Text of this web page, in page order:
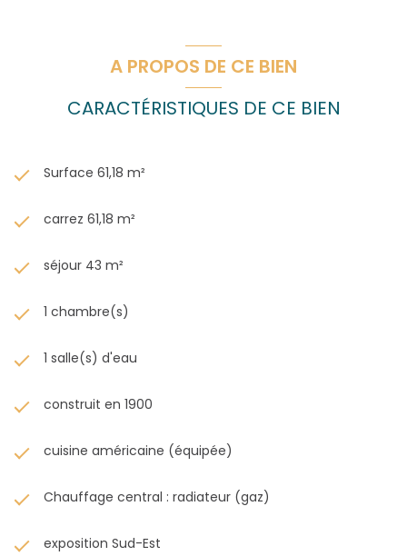
A PROPOS DE CE BIEN
CARACTÉRISTIQUES DE CE BIEN
Surface 61,18 m²
carrez 61,18 m²
séjour 43 m²
1 chambre(s)
1 salle(s) d'eau
construit en 1900
cuisine américaine (équipée)
Chauffage central : radiateur (gaz)
exposition Sud-Est